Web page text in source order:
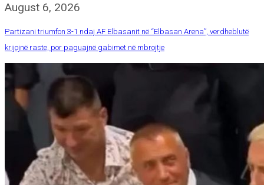
August 6, 2026
Partizani triumfon 3-1 ndaj AF Elbasanit në “Elbasan Arena”, verdheblutë
krijojnë raste, por paguajnë gabimet në mbrojtje